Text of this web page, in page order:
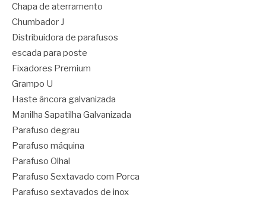
Chapa de aterramento
Chumbador J
Distribuidora de parafusos
escada para poste
Fixadores Premium
Grampo U
Haste âncora galvanizada
Manilha Sapatilha Galvanizada
Parafuso degrau
Parafuso máquina
Parafuso Olhal
Parafuso Sextavado com Porca
Parafuso sextavados de inox